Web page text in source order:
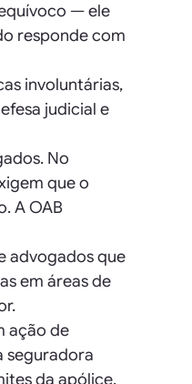
— ele
responde com
involuntárias,
judicial e
No
que o
A OAB
advogados que
em áreas de
ação de
seguradora
da apólice.